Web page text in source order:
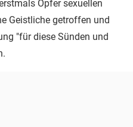
Opfer sexuellen
Geistliche getroffen und
"für diese Sünden und